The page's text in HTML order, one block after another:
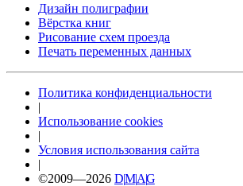
Дизайн полиграфии
Вёрстка книг
Рисование схем проезда
Печать переменных данных
Политика конфиденциальности
|
Использование cookies
|
Условия использования сайта
|
©2009—2026 D|M|A|G